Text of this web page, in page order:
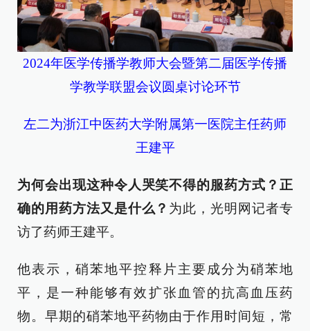
2024年医学传播学教师大会暨第二届医学传播
学教学联盟会议圆桌讨论环节
左二为浙江中医药大学附属第一医院主任药师
王建平
为何会出现这种令人哭笑不得的服药方式？正
确的用药方法又是什么？ 为此，光明网记者专
访了药师王建平。
他表示，硝苯地平控释片主要成分为硝苯地
平，是一种能够有效扩张血管的抗高血压药
物。早期的硝苯地平药物由于作用时间短，常